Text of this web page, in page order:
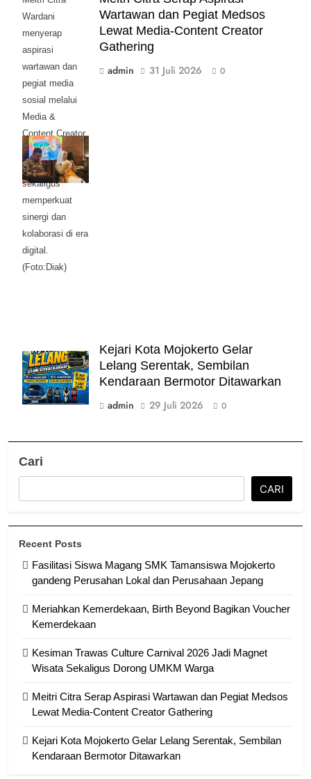
Wardani
menyerap
aspirasi
wartawan dan
pegiat media
sosial melalui
Media &
Content Creator
Gathering
Mojokerto Raya,
sekaligus
memperkuat
sinergi dan
kolaborasi di era
digital.
(Foto:Diak)
Wartawan dan Pegiat Medsos
Lewat Media-Content Creator
Gathering
admin
31 Juli 2026 0
Kejari Kota Mojokerto Gelar
Lelang Serentak, Sembilan
Kendaraan Bermotor Ditawarkan
admin
29 Juli 2026 0
Cari
CARI
Recent Posts
Fasilitasi Siswa Magang SMK Tamansiswa Mojokerto
gandeng Perusahan Lokal dan Perusahaan Jepang
Meriahkan Kemerdekaan, Birth Beyond Bagikan Voucher
Kemerdekaan
Kesiman Trawas Culture Carnival 2026 Jadi Magnet
Wisata Sekaligus Dorong UMKM Warga
Meitri Citra Serap Aspirasi Wartawan dan Pegiat Medsos
Lewat Media-Content Creator Gathering
Kejari Kota Mojokerto Gelar Lelang Serentak, Sembilan
Kendaraan Bermotor Ditawarkan